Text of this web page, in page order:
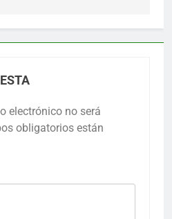
electrónico no será
obligatorios están